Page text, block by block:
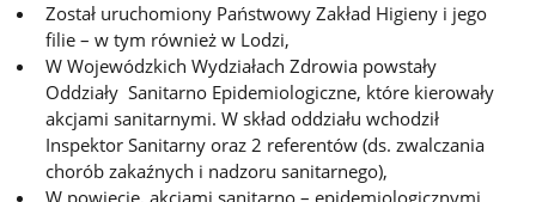
Został uruchomiony Państwowy Zakład Higieny i jego
filie – w tym również w Lodzi,
W Wojewódzkich Wydziałach Zdrowia powstały
Oddziały Sanitarno Epidemiologiczne, które kierowały
akcjami sanitarnymi. W skład oddziału wchodził
Inspektor Sanitarny oraz 2 referentów (ds. zwalczania
chorób zakaźnych i nadzoru sanitarnego),